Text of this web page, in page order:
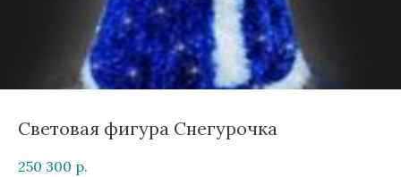
Световая фигура Снегурочка
250 300 р.